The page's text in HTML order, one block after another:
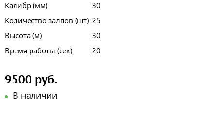
Калибр (мм)
30
Количество залпов (шт) 25
Высота (м)
30
Время работы (сек)
20
9500 руб.
В наличии